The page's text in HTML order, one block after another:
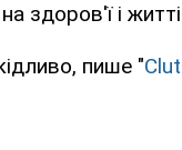
здоров'ї і
пише "